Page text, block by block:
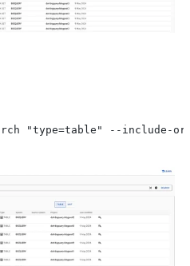
"type=table" --include-